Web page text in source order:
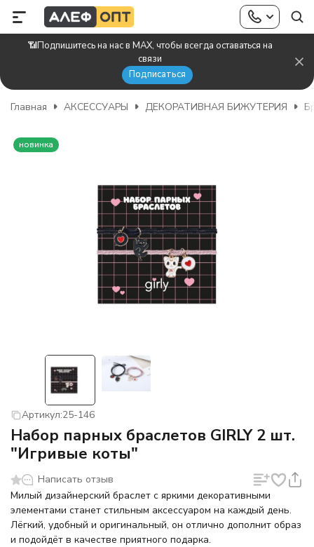
📶Подпишитесь на нас в MAX, чтобы всегда оставаться на
связи
Подписаться
Главная АКСЕССУАРЫ ДЕКОРАТИВНАЯ БИЖУТЕРИЯ
новинка
Артикул:25-146
Набор парных браслетов GIRLY 2 шт.
"Игривые коты"
Написать отзыв
Милый дизайнерский браслет с яркими декоративными
элементами станет стильным аксессуаром на каждый день.
Лёгкий, удобный и оригинальный, он отлично дополнит образ
и подойдёт в качестве приятного подарка.